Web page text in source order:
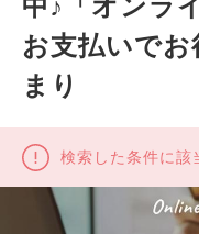
中♪「オンラ
お支払いで
まり
検索した条件に該